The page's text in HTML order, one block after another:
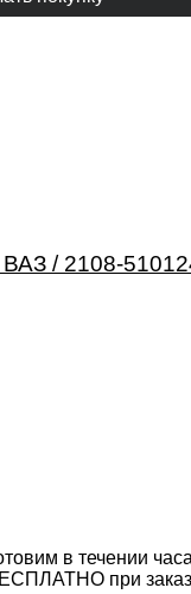
ВАЗ / 2108-
в течении
при